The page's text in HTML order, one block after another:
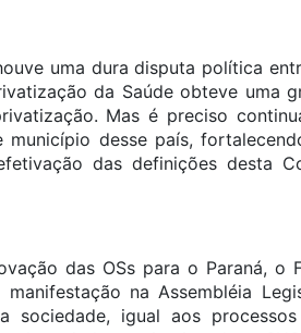
uma dura disputa política
da Saúde obteve uma
Mas é preciso
município desse país,
das definições desta
das OSs para o Paraná, o
na Assembléia
sociedade, igual aos